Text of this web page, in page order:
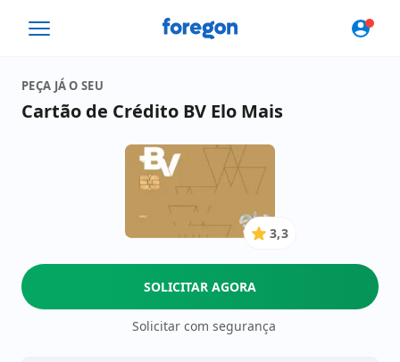
Foregon.com
PEÇA JÁ O SEU
Cartão de Crédito BV Elo Mais
3.3
de
5
3,3
SOLICITAR AGORA
Solicitar com segurança